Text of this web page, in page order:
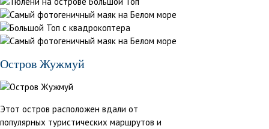
Остров Жужмуй
Этот остров расположен вдали от
популярных туристических маршрутов и